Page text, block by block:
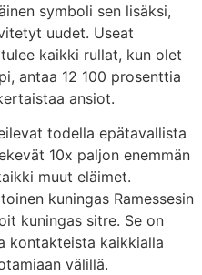
symboli sen lisäksi,
uudet. Useat
kaikki rullat, kun olet
antaa 12 100 prosenttia
ansiot.
todella epätavallista
10x paljon enemmän
muut eläimet.
kuningas Ramessesin
kuningas sitre. Se on
kontakteista kaikkialla
välillä.